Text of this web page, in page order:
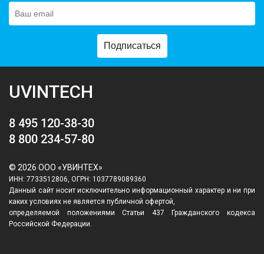
Подписаться
UVINTECH
8 495 120-38-30
8 800 234-57-80
© 2026 ООО «УВИНТЕХ»
ИНН: 7733512806, ОГРН: 1037789089360
Данный сайт носит исключительно информационный характер и ни при
каких условиях не является публичной офертой,
определяемой положениями Статьи 437 Гражданского кодекса
Российской Федерации.